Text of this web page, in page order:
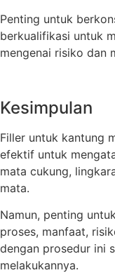
Penting untuk
berkualifikasi untuk
mengenai risiko dan
Kesimpulan
Filler untuk kantung
efektif untuk
mata cukung,
mata.
Namun, penting
proses, manfaat,
dengan prosedur ini
melakukannya.